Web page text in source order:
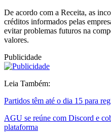
De acordo com a Receita, as
créditos informados pelas
evitar problemas futuros na
valores.
Publicidade
Leia Também:
Partidos têm até o dia 15 para
AGU se reúne com Discord e
plataforma